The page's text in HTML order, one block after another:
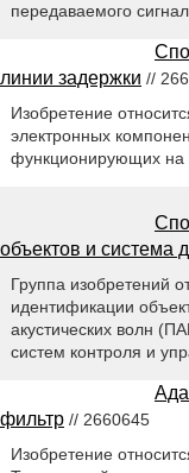
передаваемого
линии задержки //
Изобретение
электронных
функционирующих на
объектов и система
Группа изобретений
идентификации
акустических волн
систем контроля и
фильтр // 2660645
Изобретение